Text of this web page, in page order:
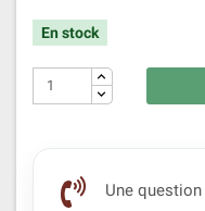
En stock
Une